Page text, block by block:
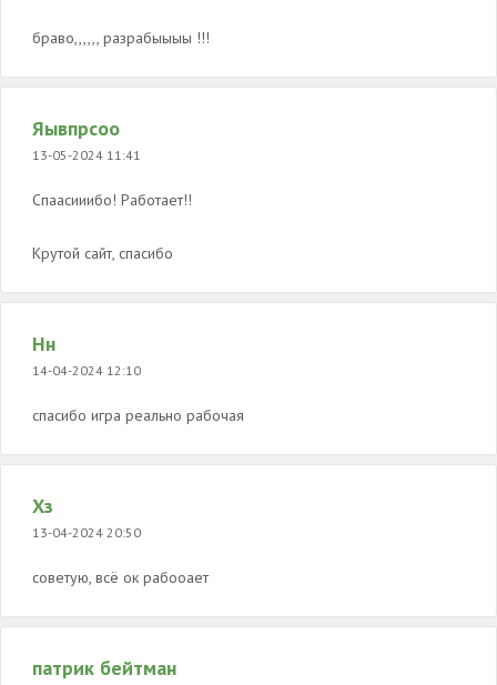
браво,,,,,, разрабыыыы !!!
Яывпрсоо
13-05-2024 11:41
Спаасииибо! Работает!!
Крутой сайт, спасибо
Нн
14-04-2024 12:10
спасибо игра реально рабочая
Хз
13-04-2024 20:50
советую, всё ок рабооает
патрик бейтман